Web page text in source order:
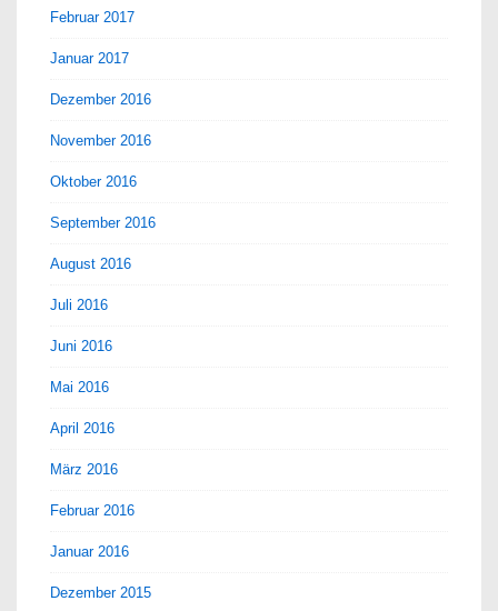
Februar 2017
Januar 2017
Dezember 2016
November 2016
Oktober 2016
September 2016
August 2016
Juli 2016
Juni 2016
Mai 2016
April 2016
März 2016
Februar 2016
Januar 2016
Dezember 2015